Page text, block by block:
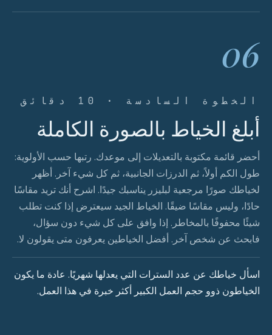
06
الخطوة السادسة · 10 دقائق
أبلغ الخياط بالصورة الكاملة
أحضر قائمة مكتوبة بالتعديلات إلى موعدك. رتبها حسب الأولوية:
طول الكم أولاً، ثم الدرزات الجانبية، ثم كل شيء آخر. أظهر
لخياطك صورًا مرجعية لبليزر يناسبك جيدًا. اشرح أنك تريد مقاسًا
حادًا، وليس مقاسًا ضيقًا. الخياط الجيد سيعترض إذا كنت تطلب
شيئًا محفوفًا بالمخاطر. إذا وافق على كل شيء دون سؤال،
فابحث عن شخص آخر. أفضل الخياطين يعرفون متى يقولون لا.
اسأل خياطك عن عدد السترات التي يعدلها شهريًا. عادة ما يكون
الخياطون ذوو حجم العمل الكبير أكثر خبرة في هذا العمل.